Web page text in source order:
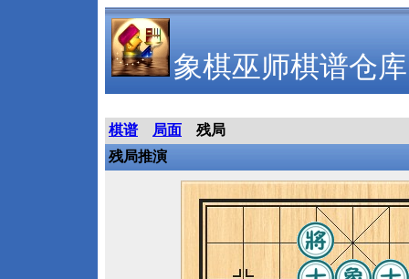
象棋巫师棋谱仓库
棋谱 局面
残局
残局推演